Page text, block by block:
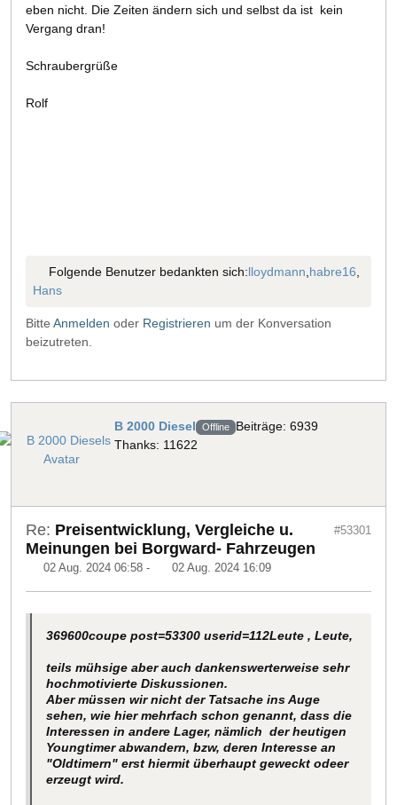
eben nicht. Die Zeiten ändern sich und selbst da ist kein
Vergang dran!
Schraubergrüße
Rolf
Folgende Benutzer bedankten sich:lloydmann,habre16,
Hans
Bitte Anmelden oder Registrieren um der Konversation
beizutreten.
B 2000 Diesel Offline Beiträge: 6939
Thanks: 11622
Re: Preisentwicklung, Vergleiche u.
Meinungen bei Borgward- Fahrzeugen
02 Aug. 2024 06:58 - 02 Aug. 2024 16:09
#53301
369600coupe post=53300 userid=112Leute , Leute,
teils mühsige aber auch dankenswerterweise sehr
hochmotivierte Diskussionen.
Aber müssen wir nicht der Tatsache ins Auge
sehen, wie hier mehrfach schon genannt, dass die
Interessen in andere Lager, nämlich der heutigen
Youngtimer abwandern, bzw, deren Interesse an
"Oldtimern" erst hiermit überhaupt geweckt odeer
erzeugt wird.